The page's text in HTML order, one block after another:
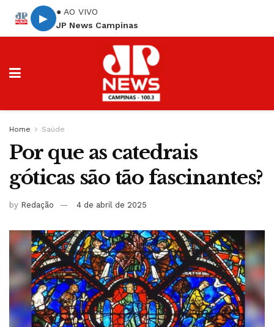
▶
● AO VIVO
JP News Campinas
Home Saúde
Por que as catedrais
góticas são tão fascinantes?
by Redação 4 de abril de 2025